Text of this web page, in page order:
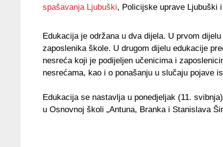
spašavanja Ljubuški, Policijske uprave Ljubuški
Edukacija je održana u dva dijela. U prvom
zaposlenika škole. U drugom dijelu edukacije
nesreća koji je podijeljen učenicima i
nesrećama, kao i o ponašanju u slučaju pojave
Edukacija se nastavlja u ponedjeljak (11.
u Osnovnoj školi „Antuna, Branka i Stanislava